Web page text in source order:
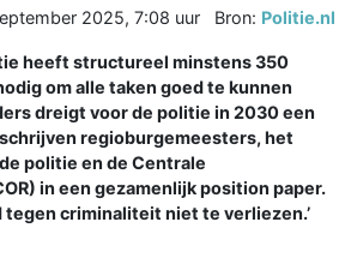
2025, 7:08 uur Bron: Politie.nl
heeft structureel minstens 350
om alle taken goed te kunnen
dreigt voor de politie in 2030 een
regioburgemeesters, het
politie en de Centrale
in een gezamenlijk position paper.
tegen criminaliteit niet te verliezen.’